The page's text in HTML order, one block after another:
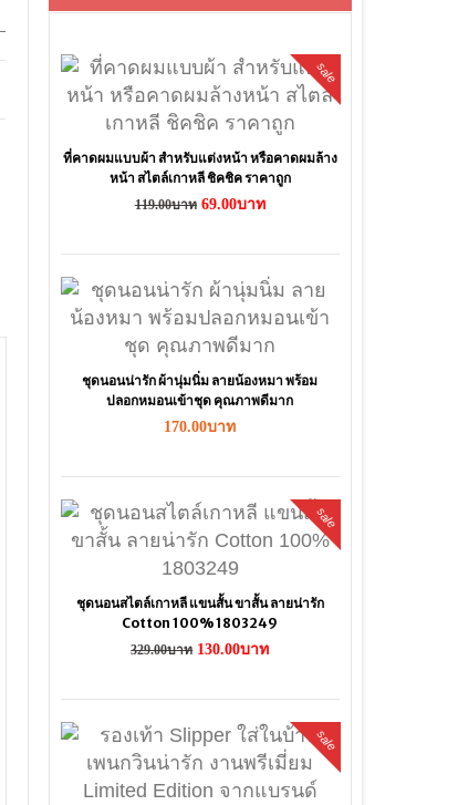
sale
ที่คาดผมแบบผ้า สำหรับแต่งหน้า หรือคาดผมล้าง
หน้า สไตล์เกาหลี ชิคชิค ราคาถูก
119.00บาท 69.00บาท
ชุดนอนน่ารัก ผ้านุ่มนิ่ม ลายน้องหมา พร้อม
ปลอกหมอนเข้าชุด คุณภาพดีมาก
170.00บาท
sale
ชุดนอนสไตล์เกาหลี แขนสั้น ขาสั้น ลายน่ารัก
Cotton 100% 1803249
329.00บาท 130.00บาท
sale